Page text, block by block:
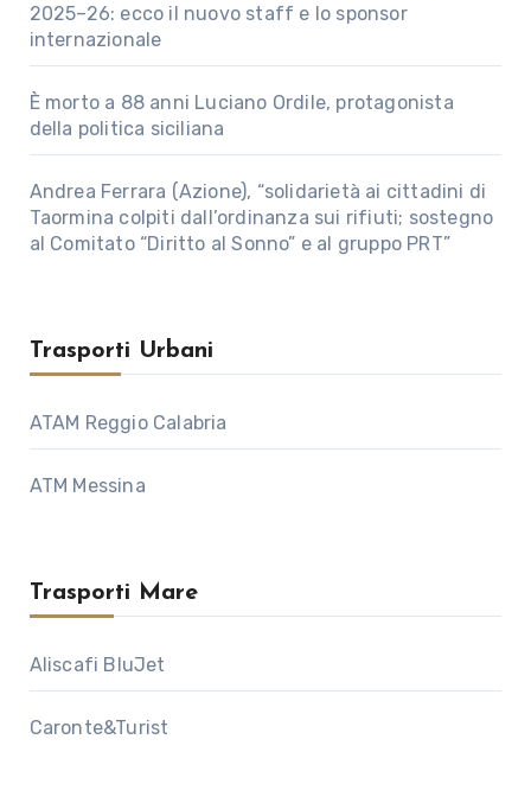
2025–26: ecco il nuovo staff e lo sponsor
internazionale
È morto a 88 anni Luciano Ordile, protagonista
della politica siciliana
Andrea Ferrara (Azione), “solidarietà ai cittadini di
Taormina colpiti dall’ordinanza sui rifiuti; sostegno
al Comitato “Diritto al Sonno” e al gruppo PRT”
Trasporti Urbani
ATAM Reggio Calabria
ATM Messina
Trasporti Mare
Aliscafi BluJet
Caronte&Turist